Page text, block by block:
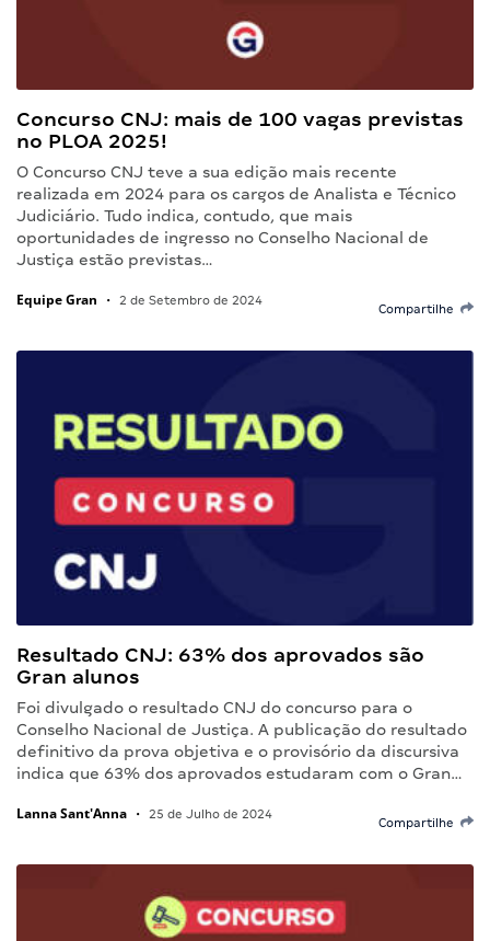
Concurso CNJ: mais de 100 vagas previstas
no PLOA 2025!
O Concurso CNJ teve a sua edição mais recente
realizada em 2024 para os cargos de Analista e Técnico
Judiciário. Tudo indica, contudo, que mais
oportunidades de ingresso no Conselho Nacional de
Justiça estão previstas…
Equipe Gran • 2 de Setembro de 2024
Compartilhe
Resultado CNJ: 63% dos aprovados são
Gran alunos
Foi divulgado o resultado CNJ do concurso para o
Conselho Nacional de Justiça. A publicação do resultado
definitivo da prova objetiva e o provisório da discursiva
indica que 63% dos aprovados estudaram com o Gran…
Lanna Sant'Anna • 25 de Julho de 2024
Compartilhe